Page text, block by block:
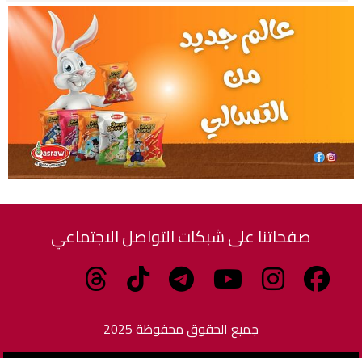
صفحاتنا على شبكات التواصل الاجتماعي
جميع الحقوق محفوظة 2025